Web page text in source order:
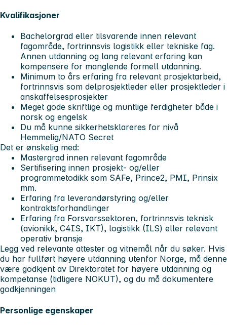
Kvalifikasjoner
Bachelorgrad eller tilsvarende innen relevant
fagområde, fortrinnsvis logistikk eller tekniske fag.
Annen utdanning og lang relevant erfaring kan
kompensere for manglende formell utdanning.
Minimum to års erfaring fra relevant prosjektarbeid,
fortrinnsvis som delprosjektleder eller prosjektleder i
anskaffelsesprosjekter
Meget gode skriftlige og muntlige ferdigheter både i
norsk og engelsk
Du må kunne sikkerhetsklareres for nivå
Hemmelig/NATO Secret
Det er ønskelig med:
Mastergrad innen relevant fagområde
Sertifisering innen prosjekt- og/eller
programmetodikk som SAFe, Prince2, PMI, Prinsix
mm.
Erfaring fra leverandørstyring og/eller
kontraktsforhandlinger
Erfaring fra Forsvarssektoren, fortrinnsvis teknisk
(avionikk, C4IS, IKT), logistikk (ILS) eller relevant
operativ bransje
Legg ved relevante attester og vitnemål når du søker. Hvis
du har fullført høyere utdanning utenfor Norge, må denne
være godkjent av Direktoratet for høyere utdanning og
kompetanse (tidligere NOKUT), og du må dokumentere
godkjenningen
Personlige egenskaper